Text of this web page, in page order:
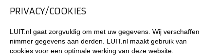
PRIVACY/COOKIES
LUIT.nl gaat zorgvuldig om met uw gegevens. Wij verschaffen
nimmer gegevens aan derden. LUIT.nl maakt gebruik van
cookies voor een optimale werking van deze website.